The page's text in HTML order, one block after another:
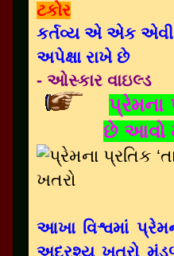
ટકોર
કર્તવ્ય એ એક એવી
અપેક્ષા રાખે છે
- ઓસ્કાર વાઇલ્ડ
પ્રેમના
છે આવો
આખા વિશ્વમાં
અદ્રશ્ય ખતરો